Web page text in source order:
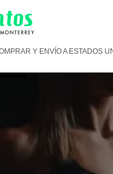
Y ENVÍO A ESTADOS